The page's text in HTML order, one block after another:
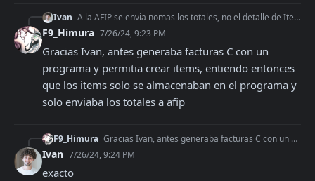
Ivan A la AFIP se envia nomas los totales, no el detalle de Item, tenes otro web service que permite el envio de items pero no esta disponible para todos, AFIP debe
F9_Himura 7/26/24, 9:23 PM
Gracias Ivan, antes generaba facturas C con un
programa y permitia crear items, entiendo entonces
que los items solo se almacenaban en el programa y
solo enviaba los totales a afip
F9_Himura Gracias Ivan, antes generaba facturas C con un programa y permitia crear items, entiendo entonces que los items solo se almacenaban en el programa y solo enviab
Ivan 7/26/24, 9:24 PM
exacto